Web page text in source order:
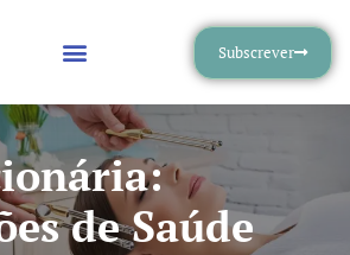
Subscrever
a nossa nova
de Saúde